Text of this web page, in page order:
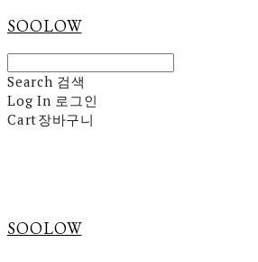
SOOLOW
Search 검색
Log In 로그인
Cart장바구니
SOOLOW